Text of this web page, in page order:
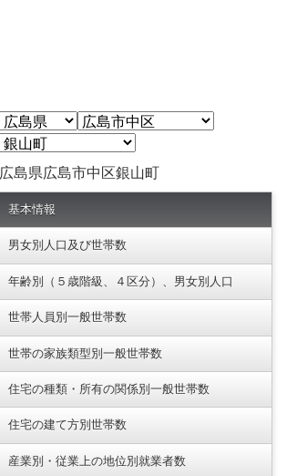
広島県広島市中区銀山町
基本情報
男女別人口及び世帯数
年齢別（５歳階級、４区分）、男女別人口
世帯人員別一般世帯数
世帯の家族類型別一般世帯数
住宅の種類・所有の関係別一般世帯数
住宅の建て方別世帯数
産業別・従業上の地位別就業者数